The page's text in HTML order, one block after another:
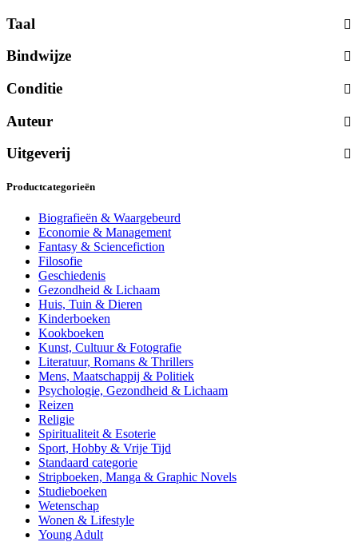
Taal
Bindwijze
Conditie
Auteur
Uitgeverij
Productcategorieën
Biografieën & Waargebeurd
Economie & Management
Fantasy & Sciencefiction
Filosofie
Geschiedenis
Gezondheid & Lichaam
Huis, Tuin & Dieren
Kinderboeken
Kookboeken
Kunst, Cultuur & Fotografie
Literatuur, Romans & Thrillers
Mens, Maatschappij & Politiek
Psychologie, Gezondheid & Lichaam
Reizen
Religie
Spiritualiteit & Esoterie
Sport, Hobby & Vrije Tijd
Standaard categorie
Stripboeken, Manga & Graphic Novels
Studieboeken
Wetenschap
Wonen & Lifestyle
Young Adult